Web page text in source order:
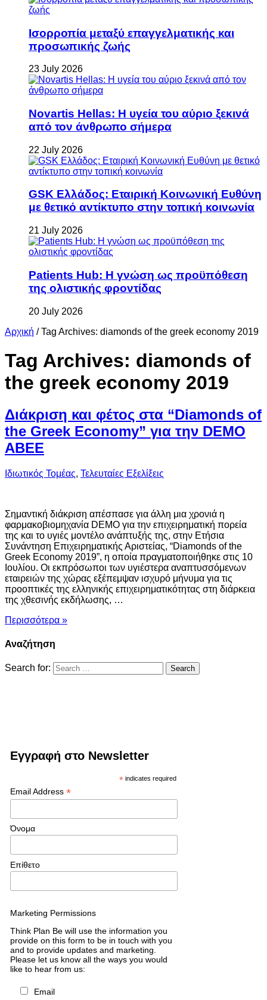
Ισορροπία μεταξύ επαγγελματικής και
προσωπικής ζωής
23 July 2026
Novartis Hellas: Η υγεία του αύριο ξεκινά
από τον άνθρωπο σήμερα
22 July 2026
GSK Ελλάδος: Εταιρική Κοινωνική Ευθύνη
με θετικό αντίκτυπο στην τοπική κοινωνία
21 July 2026
Patients Hub: Η γνώση ως προϋπόθεση
της ολιστικής φροντίδας
20 July 2026
Αρχική / Tag Archives: diamonds of the greek economy 2019
Tag Archives: diamonds of
the greek economy 2019
Διάκριση και φέτος στα “Diamonds of
the Greek Economy” για την DEMO
ΑΒΕΕ
Ιδιωτικός Τομέας, Τελευταίες Εξελίξεις
Σημαντική διάκριση απέσπασε για άλλη μια χρονιά η
φαρμακοβιομηχανία DEMO για την επιχειρηματική πορεία
της και το υγιές μοντέλο ανάπτυξής της, στην Ετήσια
Συνάντηση Επιχειρηματικής Αριστείας, “Diamonds of the
Greek Economy 2019”, η οποία πραγματοποιήθηκε στις 10
Ιουλίου. Οι εκπρόσωποι των υγιέστερα αναπτυσσόμενων
εταιρειών της χώρας εξέπεμψαν ισχυρό μήνυμα για τις
προοπτικές της ελληνικής επιχειρηματικότητας στη διάρκεια
της χθεσινής εκδήλωσης, …
Περισσότερα »
Αναζήτηση
Search for:
Εγγραφή στο Newsletter
* indicates required
Email Address *
Όνομα
Επίθετο
Marketing Permissions
Think Plan Be will use the information you
provide on this form to be in touch with you
and to provide updates and marketing.
Please let us know all the ways you would
like to hear from us:
Email